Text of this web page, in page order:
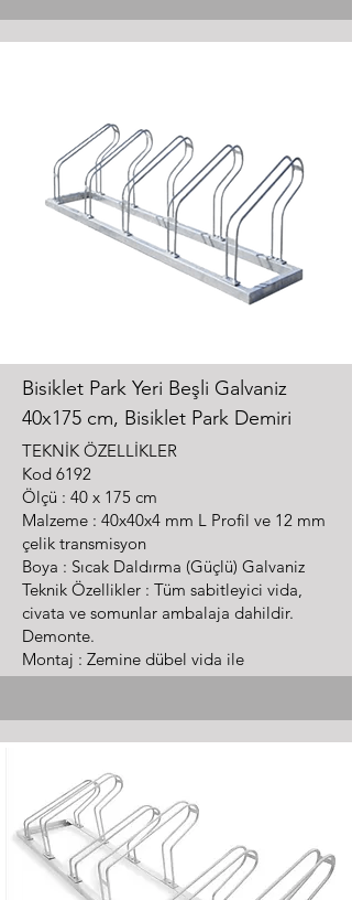
Bisiklet Park Yeri Beşli Galvaniz
40x175 cm, Bisiklet Park Demiri
TEKNİK ÖZELLİKLER
Kod 6192
Ölçü : 40 x 175 cm
Malzeme : 40x40x4 mm L Profil ve 12 mm
çelik transmisyon
Boya : Sıcak Daldırma (Güçlü) Galvaniz
Teknik Özellikler : Tüm sabitleyici vida,
civata ve somunlar ambalaja dahildir.
Demonte.
Montaj : Zemine dübel vida ile